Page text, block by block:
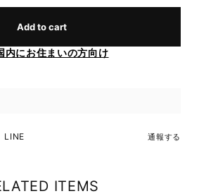
Add to cart
内にお住まいの方向け
LINE 通報する
ITEMS